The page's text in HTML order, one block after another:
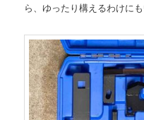
ら、ゆったり構えるわけにも